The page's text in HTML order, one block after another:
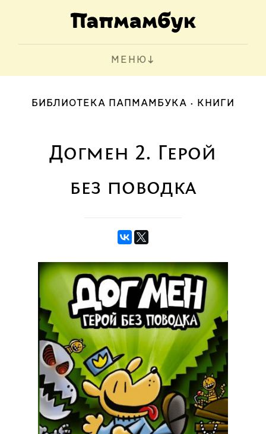
МЕНЮ
БИБЛИОТЕКА ПАПМАМБУКА КНИГИ
Догмен 2. Герой
без поводка